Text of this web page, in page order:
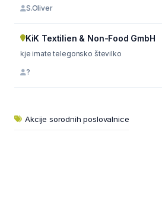
S.Oliver
KiK Textilien & Non-Food GmbH
kje imate telegonsko številko
?
Akcije sorodnih poslovalnice